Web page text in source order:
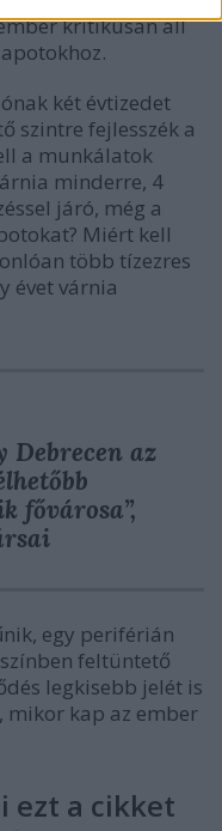
kritikusan áll
két évtizedet
szintre fejlesszék a
a munkálatok
minderre, 4
járó, még a
Miért kell
több tízezres
évet várnia
Debrecen az
fővárosa”,
egy periférián
feltüntető
legkisebb jelét is
kap az ember
ezt a cikket